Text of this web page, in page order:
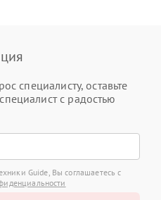
специалисту, оставьте
с радостью
Guide, Вы соглашаетесь с